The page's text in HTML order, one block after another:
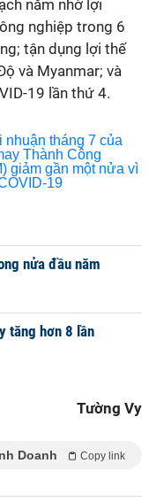
năm nhờ lợi
nghiệp trong 6
tận dụng lợi thế
và Myanmar; và
19 lần thứ 4.
nửa đầu năm
tăng hơn 8 lần
Tường Vy
Doanh Copy link